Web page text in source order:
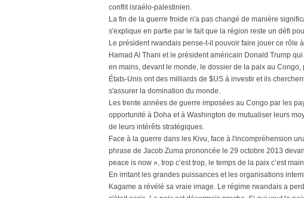
conflit israélo-palestinien.
La fin de la guerre froide n'a pas changé de manière
s'explique en partie par le fait que la région reste un défi
Le président rwandais pense-t-il pouvoir faire jouer ce rôle
Hamad Al Thani et le président américain Donald Trump
en mains, devant le monde, le dossier de la paix au
États-Unis ont des milliards de $US à investir et ils
s'assurer la domination du monde.
Les trente années de guerre imposées au Congo par les
opportunité à Doha et à Washington de mutualiser leurs
de leurs intérêts stratégiques.
Face à la guerre dans les Kivu, face à l'incompréhension
phrase de Jacob Zuma prononcée le 29 octobre 2013
peace is now », trop c’est trop, le temps de la paix c’est
En irritant les grandes puissances et les organisations
Kagame a révélé sa vraie image. Le régime rwandais a